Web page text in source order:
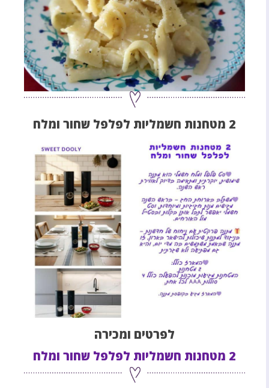
2 מטחנות חשמליות לפלפל שחור ומלח
לפרטים ומכירה
2 מטחנות חשמליות לפלפל שחור ומלח